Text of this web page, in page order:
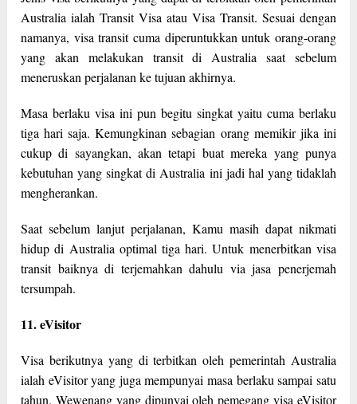
Australia ialah Transit Visa atau Visa Transit. Sesuai dengan
namanya, visa transit cuma diperuntukkan untuk orang-orang
yang akan melakukan transit di Australia saat sebelum
meneruskan perjalanan ke tujuan akhirnya.
Masa berlaku visa ini pun begitu singkat yaitu cuma berlaku
tiga hari saja. Kemungkinan sebagian orang memikir jika ini
cukup di sayangkan, akan tetapi buat mereka yang punya
kebutuhan yang singkat di Australia ini jadi hal yang tidaklah
mengherankan.
Saat sebelum lanjut perjalanan, Kamu masih dapat nikmati
hidup di Australia optimal tiga hari. Untuk menerbitkan visa
transit baiknya di terjemahkan dahulu via jasa penerjemah
tersumpah.
11. eVisitor
Visa berikutnya yang di terbitkan oleh pemerintah Australia
ialah eVisitor yang juga mempunyai masa berlaku sampai satu
tahun. Wewenang yang dipunyai oleh pemegang visa eVisitor